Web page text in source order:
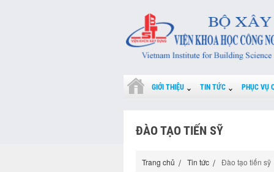
GIỚI THIỆU TIN TỨC PHỤC VỤ
ĐÀO TẠO TIẾN SỸ
Trang chủ Tin tức Đào tạo tiến sỹ